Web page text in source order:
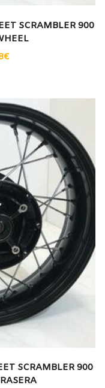
SCRAMBLER 900
€
SCRAMBLER 900